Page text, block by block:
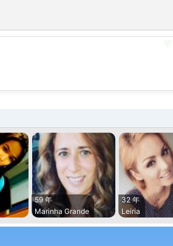
💕
59 年
Marinha Grande
32 年
Leiria